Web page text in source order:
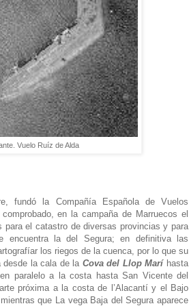
Vuelo Ruíz de Alda
fundó la Compañía Española de Vuelos
en la campaña de Marruecos el
para el catastro de diversas provincias y para
encuentra la del Segura; en definitiva las
los riegos de la cuenca, por lo que su
desde la cala de la Cova del Llop Maríhasta
paralelo a la costa hasta San Vicente del
próxima a la costa de l’Alacantí y el Bajo
que La vega Baja del Segura aparece